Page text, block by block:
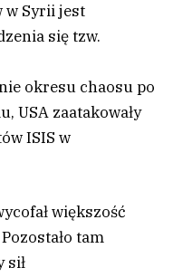
w Syrii jest
się tzw.
okresu chaosu po
USA zaatakowały
ISIS w
większość
tam
sił